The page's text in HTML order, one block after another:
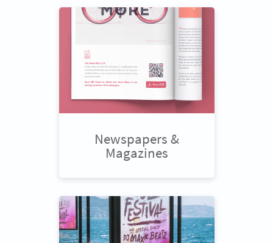
Newspapers &
Magazines